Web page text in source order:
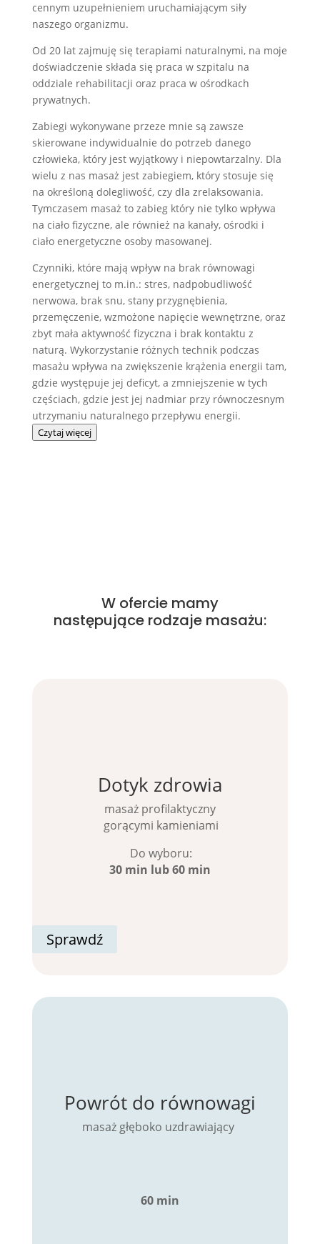
cennym uzupełnieniem uruchamiającym siły
naszego organizmu.
Od 20 lat zajmuję się terapiami naturalnymi, na moje
doświadczenie składa się praca w szpitalu na
oddziale rehabilitacji oraz praca w ośrodkach
prywatnych.
Zabiegi wykonywane przeze mnie są zawsze
skierowane indywidualnie do potrzeb danego
człowieka, który jest wyjątkowy i niepowtarzalny. Dla
wielu z nas masaż jest zabiegiem, który stosuje się
na określoną dolegliwość, czy dla zrelaksowania.
Tymczasem masaż to zabieg który nie tylko wpływa
na ciało fizyczne, ale również na kanały, ośrodki i
ciało energetyczne osoby masowanej.
Czynniki, które mają wpływ na brak równowagi
energetycznej to m.in.: stres, nadpobudliwość
nerwowa, brak snu, stany przygnębienia,
przemęczenie, wzmożone napięcie wewnętrzne, oraz
zbyt mała aktywność fizyczna i brak kontaktu z
naturą. Wykorzystanie różnych technik podczas
masażu wpływa na zwiększenie krążenia energii tam,
gdzie występuje jej deficyt, a zmniejszenie w tych
częściach, gdzie jest jej nadmiar przy równoczesnym
utrzymaniu naturalnego przepływu energii.
Czytaj więcej
W ofercie mamy
następujące rodzaje masażu:
Dotyk zdrowia
masaż profilaktyczny
gorącymi kamieniami
Do wyboru:
30 min lub 60 min
Sprawdź
Powrót do równowagi
masaż głęboko uzdrawiający
60 min